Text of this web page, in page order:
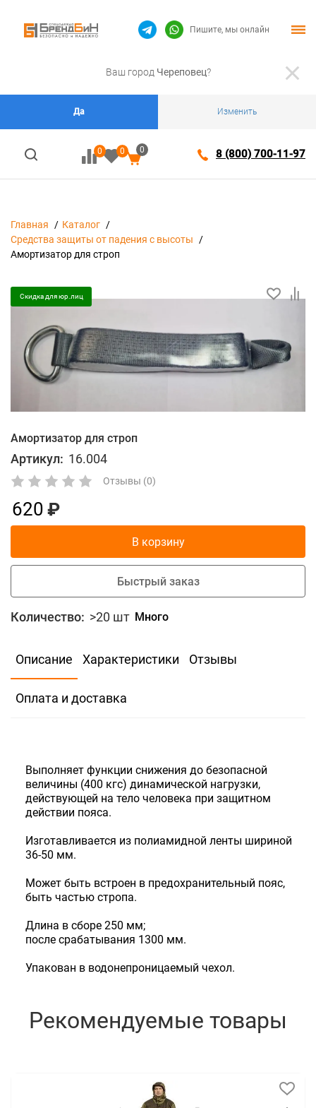
Ваш город Череповец?
Да Изменить
0 0 0 8 (800) 700-11-97
Пишите, мы онлайн
Главная
Каталог
Средства защиты от падения с высоты
Амортизатор для строп
Скидка для юр.лиц
Амортизатор для строп
Артикул: 16.004
Отзывы (0)
620
В корзину
Быстрый заказ
Количество: >20 шт Много
620
Количество: >20 шт Много
Скидка для юр.лиц
Описание Характеристики Отзывы
Оплата и доставка
Выполняет функции снижения до безопасной
величины (400 кгс) динамической нагрузки,
действующей на тело человека при защитном
действии пояса.
Изготавливается из полиамидной ленты шириной
36-50 мм.
Может быть встроен в предохранительный пояс,
быть частью стропа.
Длина в сборе 250 мм;
после срабатывания 1300 мм.
Упакован в водонепроницаемый чехол.
Рекомендуемые товары